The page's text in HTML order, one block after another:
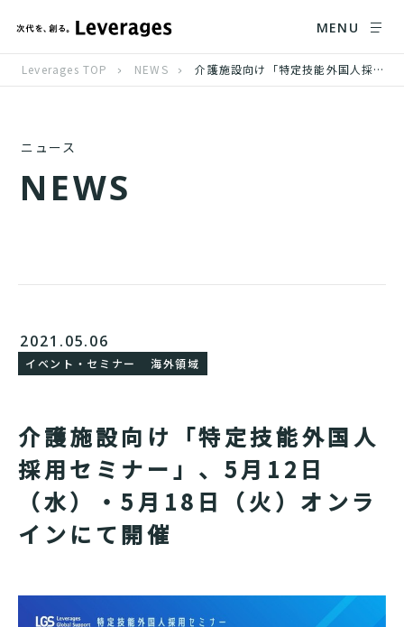
MENU
Leverages TOP NEWS 介護施設向け「特定技能外国人採用セミナー」、5月12日（水）・5月18日（火）オンラインにて開催
ニュース
NEWS
2021.05.06
イベント・セミナー 海外領域
介護施設向け「特定技能外国人
採用セミナー」、5月12日
（水）・5月18日（火）オンラ
インにて開催